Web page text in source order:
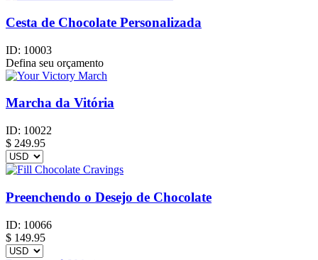
Cesta de Chocolate Personalizada
ID: 10003
Defina seu orçamento
Marcha da Vitória
ID: 10022
$ 249.95
Preenchendo o Desejo de Chocolate
ID: 10066
$ 149.95